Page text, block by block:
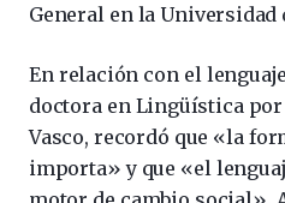
General en la Universidad
En relación con el
doctora en Lingüística
Vasco, recordó que «la
importa» y que «el